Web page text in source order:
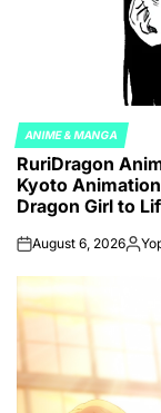
POSTED
IN
ANIME & MANGA
RuriDragon
Kyoto
Dragon Girl to
onAugust 6, 2026